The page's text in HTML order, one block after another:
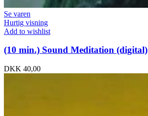
Se varen
Hurtig visning
Add to wishlist
(10 min.) Sound Meditation (digital)
DKK 40,00